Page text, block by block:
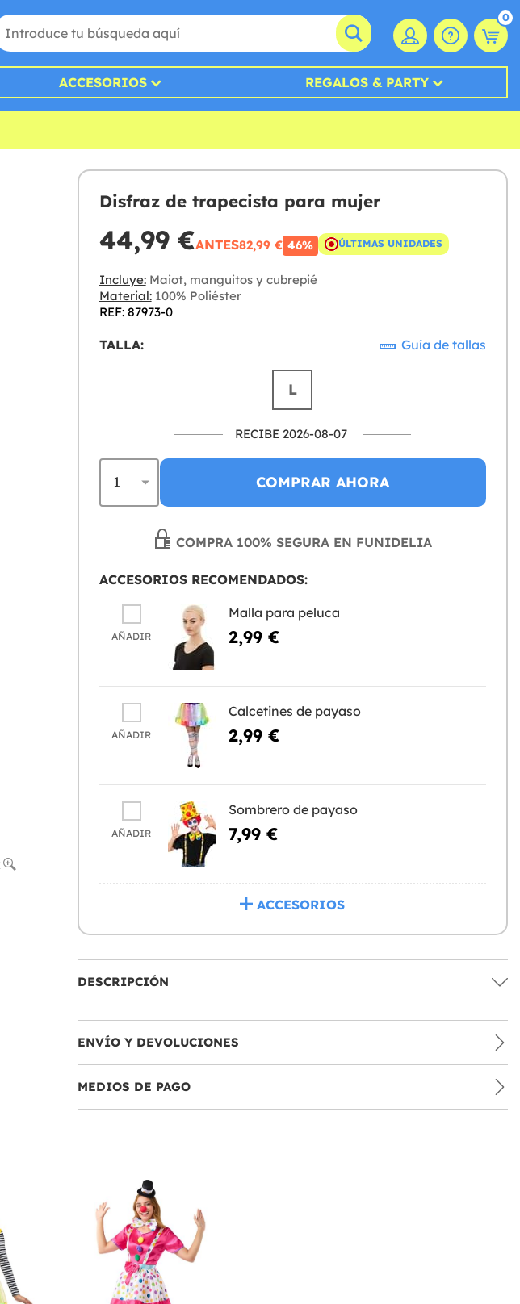
0
ACCESORIOS REGALOS & PARTY
Disfraz de trapecista para mujer
44,99 €ANTES82,99 € 46% ÚLTIMAS UNIDADES
Incluye:Maiot, manguitos y cubrepié
Material:100% Poliéster
REF: 87973-0
TALLA: Guía de tallas
L
RECIBE 2026-08-07
COMPRAR AHORA
COMPRA 100% SEGURA EN FUNIDELIA
ACCESORIOS RECOMENDADOS:
AÑADIR
Malla para peluca
2,99 €
AÑADIR
Calcetines de payaso
2,99 €
AÑADIR
Sombrero de payaso
7,99 €
ACCESORIOS
DESCRIPCIÓN
ENVÍO Y DEVOLUCIONES
MEDIOS DE PAGO